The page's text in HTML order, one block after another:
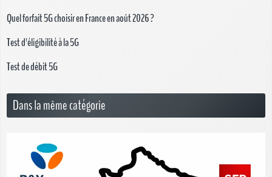
Quel forfait 5G choisir en France en août 2026 ?
Test d'éligibilité à la 5G
Test de débit 5G
Dans la même catégorie